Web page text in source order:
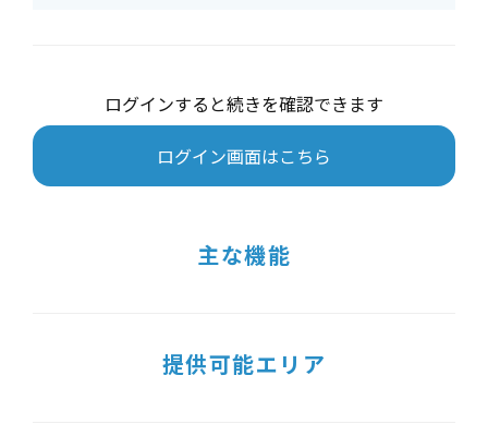
ログインすると続きを確認できます
ログイン画面はこちら
主な機能
提供可能エリア